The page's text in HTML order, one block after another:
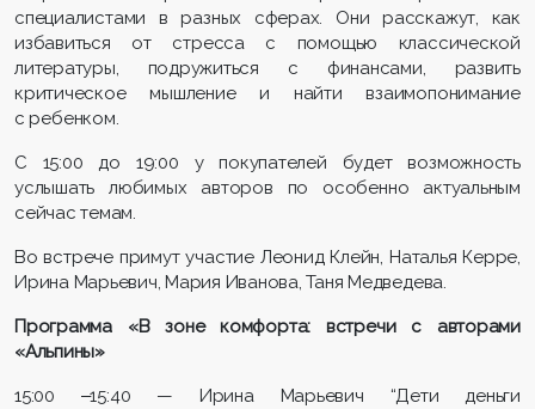
специалистами в разных сферах. Они расскажут, как
избавиться от стресса с помощью классической
литературы, подружиться с финансами, развить
критическое мышление и найти взаимопонимание
с ребенком.
С 15:00 до 19:00 у покупателей будет возможность
услышать любимых авторов по особенно актуальным
сейчас темам.
Во встрече примут участие Леонид Клейн, Наталья Керре,
Ирина Марьевич, Мария Иванова, Таня Медведева.
Программа «В зоне комфорта: встречи с авторами
«Альпины»
15:00 ‒15:40 — Ирина Марьевич “Дети деньги